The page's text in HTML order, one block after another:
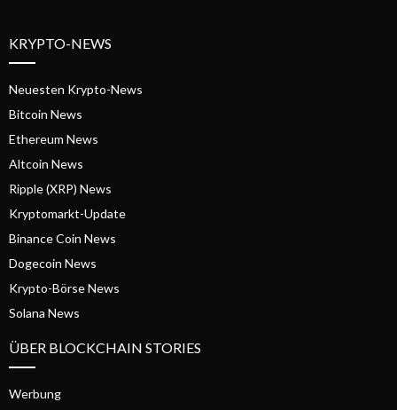
KRYPTO-NEWS
Neuesten Krypto-News
Bitcoin News
Ethereum News
Altcoin News
Ripple (XRP) News
Kryptomarkt-Update
Binance Coin News
Dogecoin News
Krypto-Börse News
Solana News
ÜBER BLOCKCHAIN STORIES
Werbung